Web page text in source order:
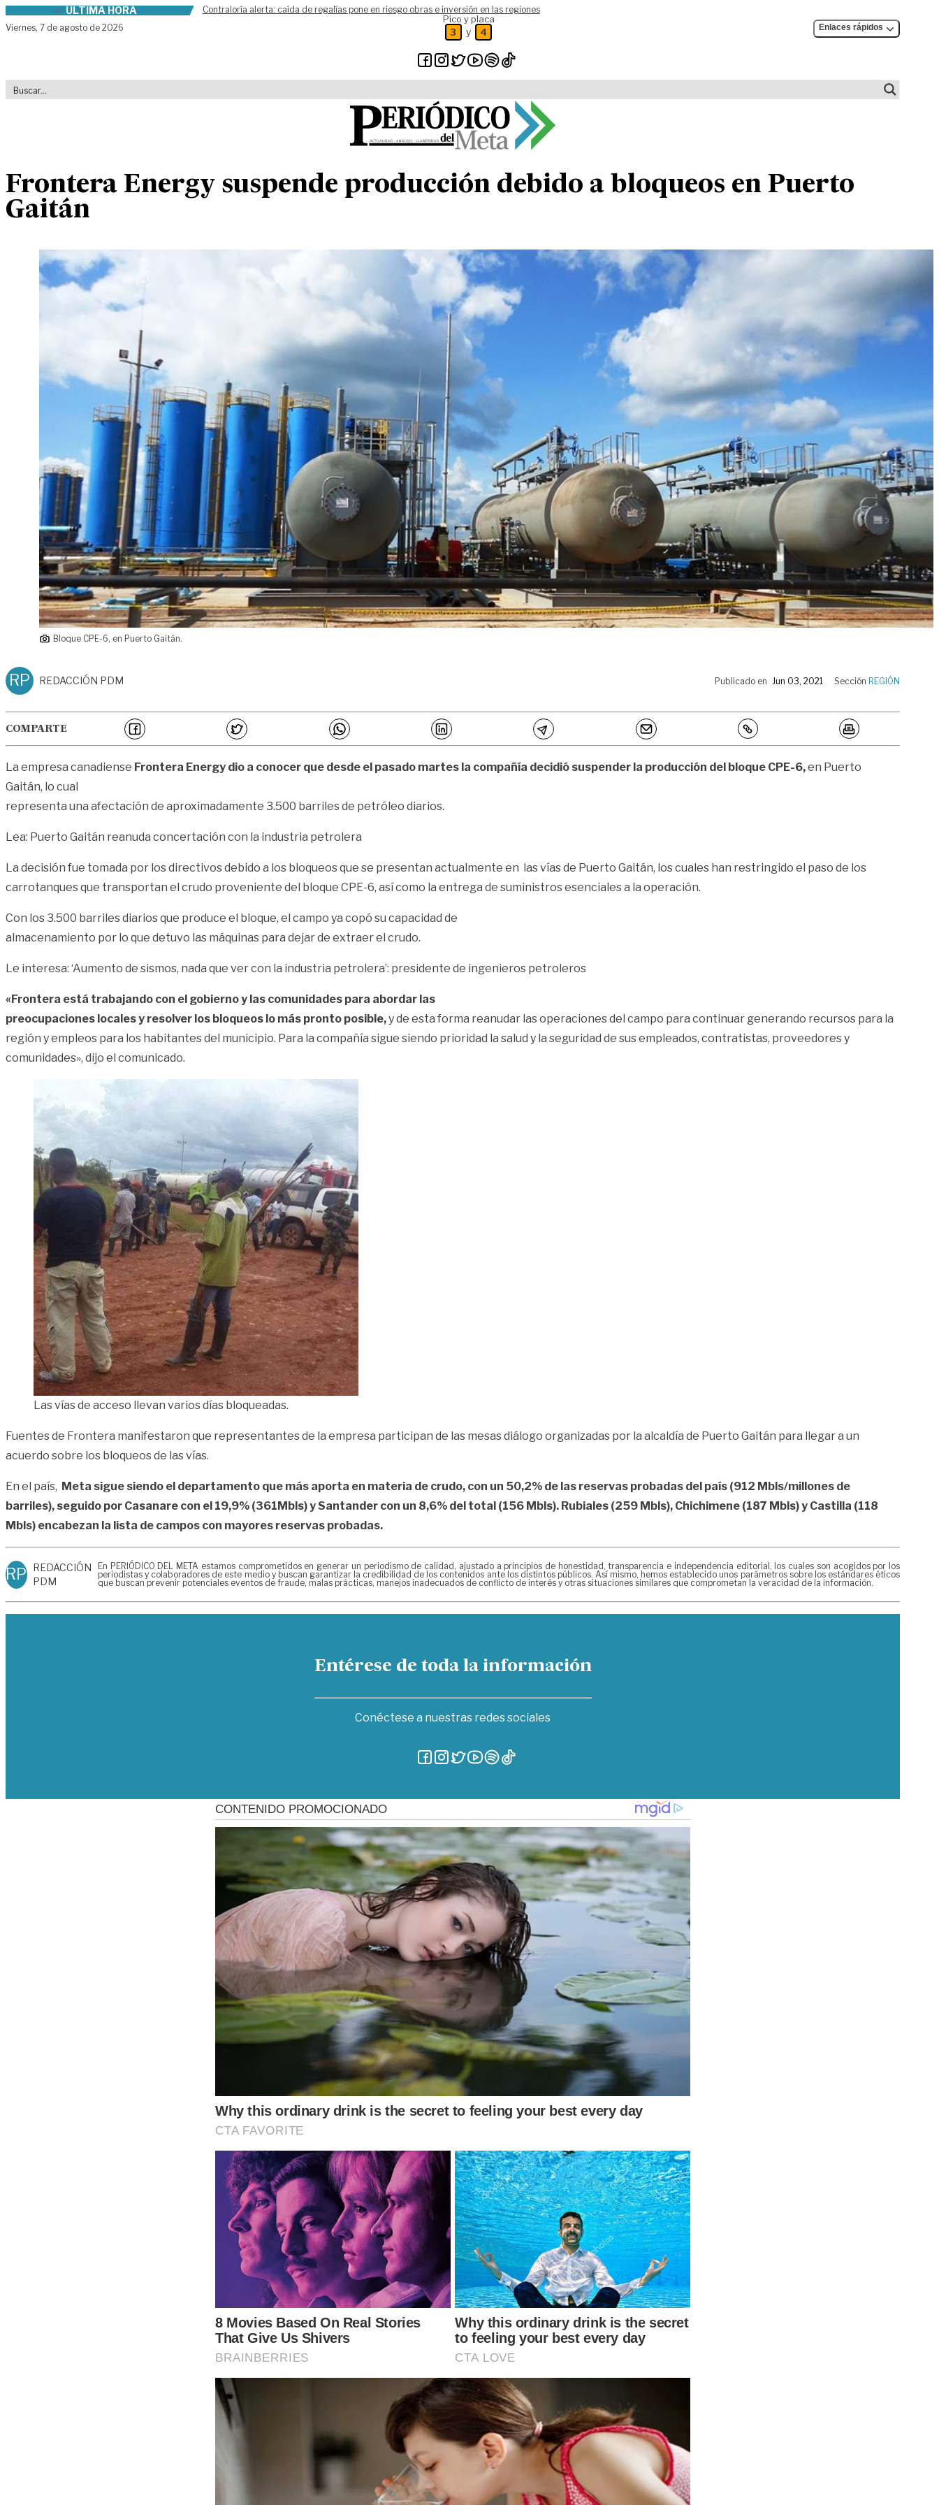
Skip to contentÚLTIMA HORA
Contraloría alerta: caída de regalías pone en riesgo obras e inversión en las regiones
Viernes, 7 de agosto de 2026
Pico y placa
3 y 4 Enlaces rápidos
Frontera Energy suspende producción debido a bloqueos en Puerto
Gaitán
Bloque CPE-6, en Puerto Gaitán.
RP REDACCIÓN PDM Publicado en Jun 03, 2021 Sección REGIÓN
COMPARTE
La empresa canadiense Frontera Energy dio a conocer que desde el pasado martes la compañía decidió suspender la producción del bloque CPE-6,en Puerto
Gaitán, lo cual
representa una afectación de aproximadamente 3.500 barriles de petróleo diarios.
Lea: Puerto Gaitán reanuda concertación con la industria petrolera
La decisión fue tomada por los directivos debido a los bloqueos que se presentan actualmente en las vías de Puerto Gaitán, los cuales han restringido el paso de los
carrotanques que transportan el crudo proveniente del bloque CPE-6, así como la entrega de suministros esenciales a la operación.
Con los 3.500 barriles diarios que produce el bloque, el campo ya copó su capacidad de
almacenamiento por lo que detuvo las máquinas para dejar de extraer el crudo.
Le interesa: ‘Aumento de sismos, nada que ver con la industria petrolera’: presidente de ingenieros petroleros
«Frontera está trabajando con el gobierno y las comunidades para abordar las
preocupaciones locales y resolver los bloqueos lo más pronto posible,y de esta forma reanudar las operaciones del campo para continuar generando recursos para la
región y empleos para los habitantes del municipio. Para la compañía sigue siendo prioridad la salud y la seguridad de sus empleados, contratistas, proveedores y
comunidades», dijo el comunicado.
Las vías de acceso llevan varios días bloqueadas.
Fuentes de Frontera manifestaron que representantes de la empresa participan de las mesas diálogo organizadas por la alcaldía de Puerto Gaitán para llegar a un
acuerdo sobre los bloqueos de las vías.
En el país, Meta sigue siendo el departamento que más aporta en materia de crudo, con un 50,2% de las reservas probadas del país (912 Mbls/millones de
barriles), seguido por Casanare con el 19,9% (361Mbls) y Santander con un 8,6% del total (156 Mbls). Rubiales (259 Mbls), Chichimene (187 Mbls) y Castilla (118
Mbls) encabezan la lista de campos con mayores reservas probadas.
RP REDACCIÓN
PDM
En PERIÓDICO DEL META estamos comprometidos en generar un periodismo de calidad, ajustado a principios de honestidad, transparencia e independencia editorial, los cuales son acogidos por los
periodistas y colaboradores de este medio y buscan garantizar la credibilidad de los contenidos ante los distintos públicos. Así mismo, hemos establecido unos parámetros sobre los estándares éticos
que buscan prevenir potenciales eventos de fraude, malas prácticas, manejos inadecuados de conflicto de interés y otras situaciones similares que comprometan la veracidad de la información.
Entérese de toda la información
Conéctese a nuestras redes sociales